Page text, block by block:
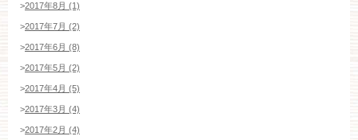
>2017年8月 (1)
>2017年7月 (2)
>2017年6月 (8)
>2017年5月 (2)
>2017年4月 (5)
>2017年3月 (4)
>2017年2月 (4)